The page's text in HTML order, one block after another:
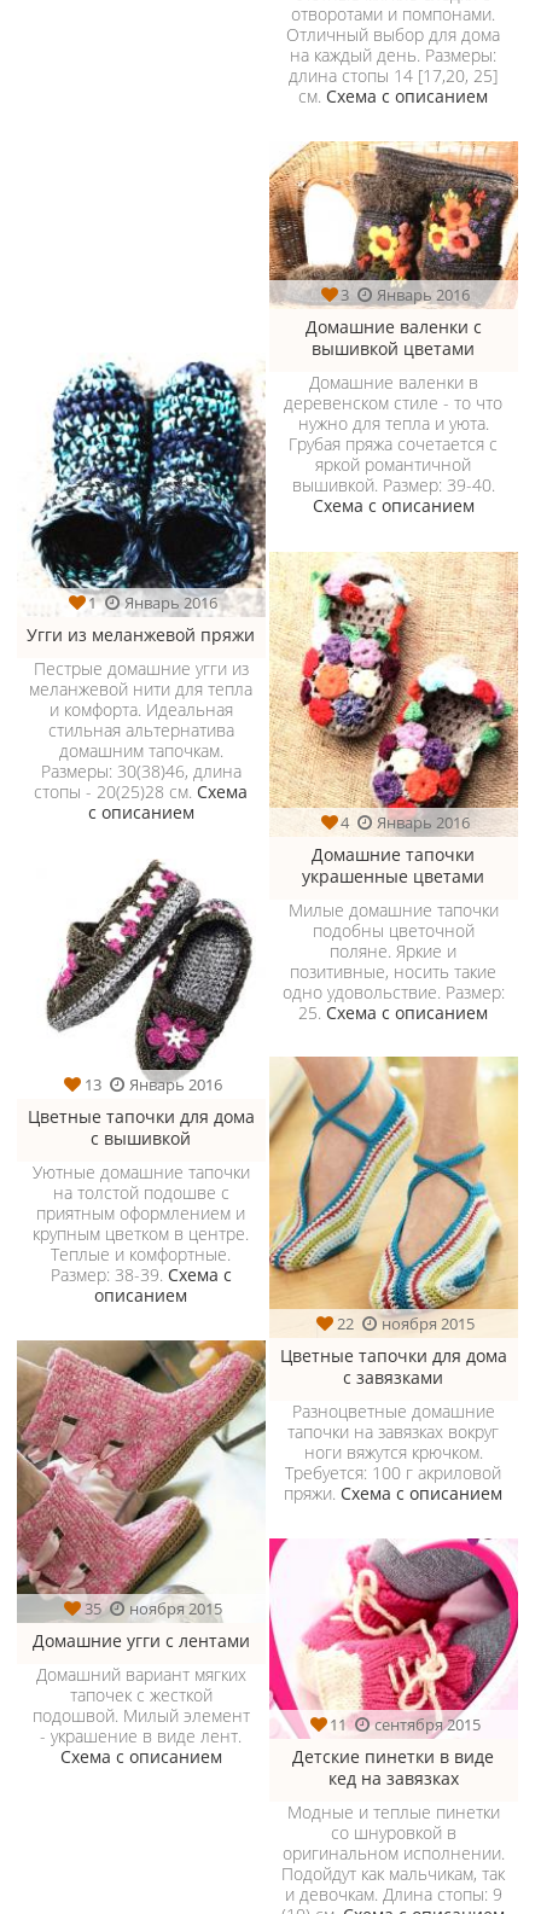
отворотами и помпонами.
Отличный выбор для дома
на каждый день. Размеры:
длина стопы 14 [17,20, 25]
см. Схема с описанием
3 Январь 2016
Домашние валенки с
вышивкой цветами
Домашние валенки в
деревенском стиле - то что
нужно для тепла и уюта.
Грубая пряжа сочетается с
яркой романтичной
вышивкой. Размер: 39-40.
Схема с описанием
1 Январь 2016
Угги из меланжевой пряжи
Пестрые домашние угги из
меланжевой нити для тепла
и комфорта. Идеальная
стильная альтернатива
домашним тапочкам.
Размеры: 30(38)46, длина
стопы - 20(25)28 см. Схема
с описанием
4 Январь 2016
Домашние тапочки
украшенные цветами
Милые домашние тапочки
подобны цветочной
поляне. Яркие и
позитивные, носить такие
одно удовольствие. Размер:
25. Схема с описанием
13 Январь 2016
Цветные тапочки для дома
с вышивкой
Уютные домашние тапочки
на толстой подошве с
приятным оформлением и
крупным цветком в центре.
Теплые и комфортные.
Размер: 38-39. Схема с
описанием
22 ноября 2015
Цветные тапочки для дома
с завязками
Разноцветные домашние
тапочки на завязках вокруг
ноги вяжутся крючком.
Требуется: 100 г акриловой
пряжи. Схема с описанием
35 ноября 2015
Домашние угги с лентами
Домашний вариант мягких
тапочек с жесткой
подошвой. Милый элемент
- украшение в виде лент.
Схема с описанием
11 сентября 2015
Детские пинетки в виде
кед на завязках
Модные и теплые пинетки
со шнуровкой в
оригинальном исполнении.
Подойдут как мальчикам, так
и девочкам. Длина стопы: 9